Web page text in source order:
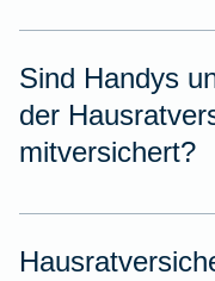
Sind Handys
der
mitversichert?